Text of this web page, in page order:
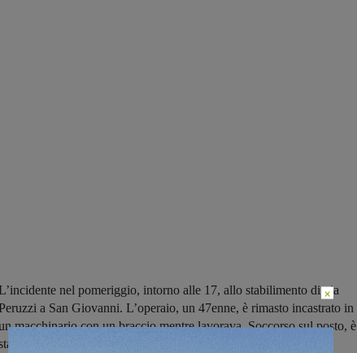
nel pomeriggio, intorno alle 17, allo stabilimento di via
a San Giovanni. L’operaio, un 47enne, è rimasto incastrato in
macchinario con un braccio mentre lavorava. Soccorso sul posto, è
portato in codice rosso a Careggi
×